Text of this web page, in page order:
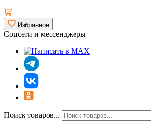
Избранное
Соцсети и мессенджеры
Поиск товаров...